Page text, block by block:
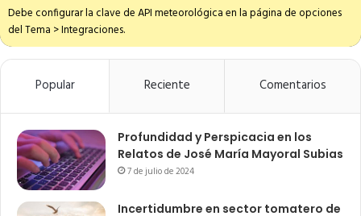
Debe configurar la clave de API meteorológica en la página de opciones
del Tema > Integraciones.
Popular Reciente Comentarios
Profundidad y Perspicacia en los
Relatos de José María Mayoral Subias
7 de julio de 2024
Incertidumbre en sector tomatero de